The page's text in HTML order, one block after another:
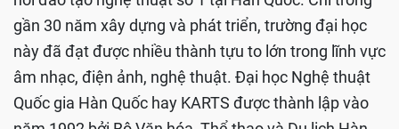
gần 30 năm xây dựng và phát triển, trường đại học
này đã đạt được nhiều thành tựu to lớn trong lĩnh vực
âm nhạc, điện ảnh, nghệ thuật. Đại học Nghệ thuật
Quốc gia Hàn Quốc hay KARTS được thành lập vào